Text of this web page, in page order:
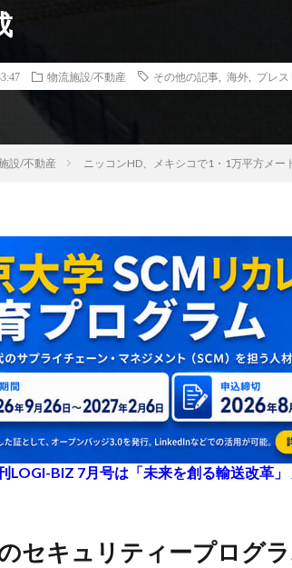
物流施設/不動産 その他の記事 海外 プレス
設/不動産 ニッコンHD、メキシコで1・1万平方メー
LOGI-BIZ 7月号は「未来を創る輸送改革
のセキュリティープログ